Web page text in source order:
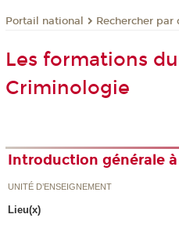
Portail national Rechercher par
Les formations
Criminologie
Introduction générale
UNITÉ D’ENSEIGNEMENT
Lieu(x)